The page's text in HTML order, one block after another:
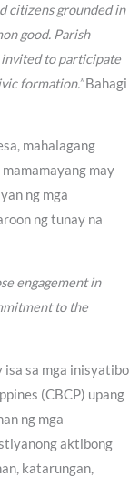
citizens grounded in
good. Parish
to participate
formation.”Bahagi
mahalagang
may
ng mga
ng tunay na
engagement in
to the
isa sa mga inisyatibo
(CBCP) upang
ng mga
aktibong
katarungan,